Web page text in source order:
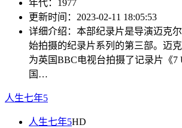
年代： 1977
更新时间： 2023-02-11 18:05:53
详细介绍： 本部纪录片是导演迈克
始拍摄的纪录片系列的第三部。迈
为英国BBC电视台拍摄了记录片《7
国…
人生七年5
人生七年5HD